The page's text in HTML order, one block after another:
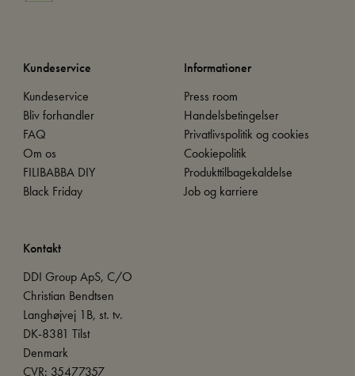
Kundeservice
Kundeservice
Bliv forhandler
FAQ
Om os
FILIBABBA DIY
Black Friday
Informationer
Press room
Handelsbetingelser
Privatlivspolitik og cookies
Cookiepolitik
Produkttilbagekaldelse
Job og karriere
Kontakt
DDI Group ApS, C/O
Christian Bendtsen
Langhøjvej 1B, st. tv.
DK-8381 Tilst
Denmark
CVR: 35477357